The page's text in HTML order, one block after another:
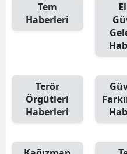
Tem
Haberleri
Terör
Örgütleri
Haberleri